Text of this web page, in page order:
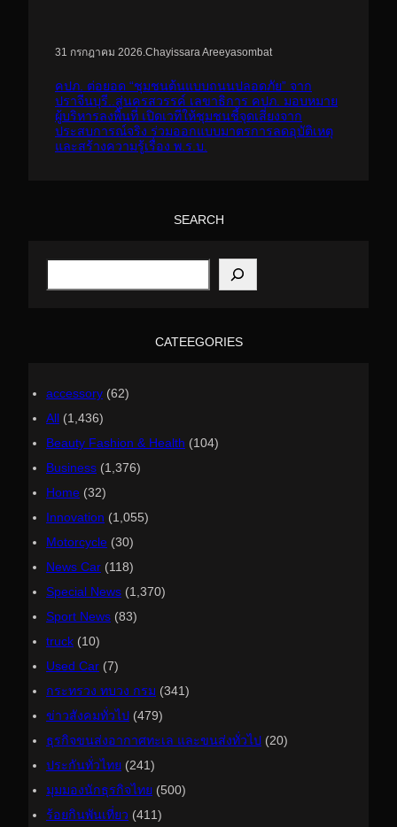
31 กรกฎาคม 2026.Chayissara Areeyasombat
คปภ. ต่อยอด “ชุมชนต้นแบบถนนปลอดภัย” จาก
ปราจีนบุรี..สู่นครสวรรค์ เลขาธิการ คปภ. มอบหมาย
ผู้บริหารลงพื้นที่ เปิดเวทีให้ชุมชนชี้จุดเสี่ยงจาก
ประสบการณ์จริง ร่วมออกแบบมาตรการลดอุบัติเหตุ
และสร้างความรู้เรื่อง พ.ร.บ.
SEARCH
S
a
CATEEGORIES
accessory (62)
All (1,436)
Beauty Fashion & Health (104)
Business (1,376)
Home (32)
Innovation (1,055)
Motorcycle (30)
News Car (118)
Special News (1,370)
Sport News (83)
truck (10)
Used Car (7)
กระทรวง ทบวง กรม (341)
ข่าวสังคมทั่วไป (479)
ธุรกิจขนส่งอากาศทะเล และขนส่งทั่วไป (20)
ประกันทั่วไทย (241)
มุมมองนักธุรกิจไทย (500)
ร้อยกินพันเที่ยว (411)